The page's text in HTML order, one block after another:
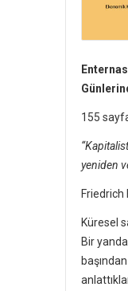
155
yeniden
Friedrich
Küresel
Bir